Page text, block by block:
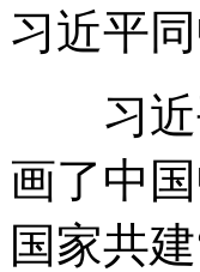
习近平
习近平
画了中
国家共